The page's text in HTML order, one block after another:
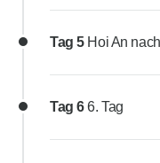
Tag 5 Hoi An
Tag 66. Tag